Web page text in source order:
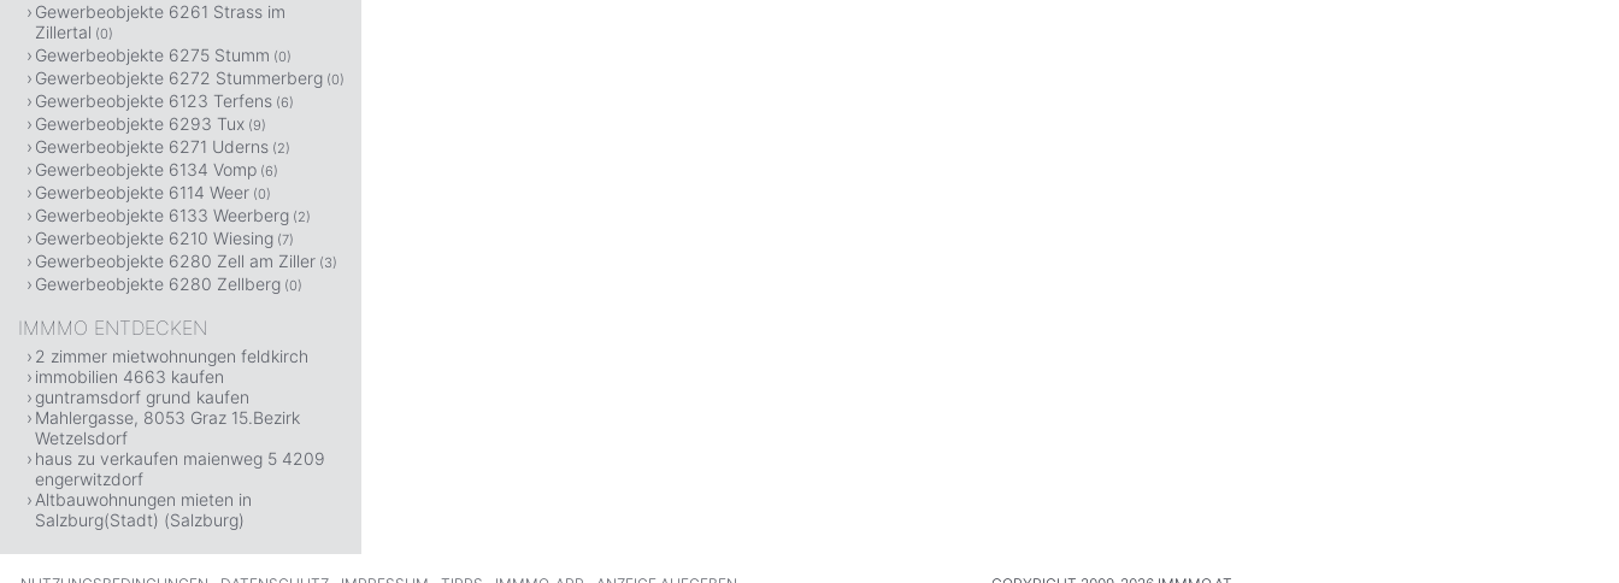
Gewerbeobjekte 6261 Strass im
Zillertal (0)
Gewerbeobjekte 6275 Stumm (0)
Gewerbeobjekte 6272 Stummerberg (0)
Gewerbeobjekte 6123 Terfens (6)
Gewerbeobjekte 6293 Tux (9)
Gewerbeobjekte 6271 Uderns (2)
Gewerbeobjekte 6134 Vomp (6)
Gewerbeobjekte 6114 Weer (0)
Gewerbeobjekte 6133 Weerberg (2)
Gewerbeobjekte 6210 Wiesing (7)
Gewerbeobjekte 6280 Zell am Ziller (3)
Gewerbeobjekte 6280 Zellberg (0)
IMMMO ENTDECKEN
2 zimmer mietwohnungen feldkirch
immobilien 4663 kaufen
guntramsdorf grund kaufen
Mahlergasse, 8053 Graz 15.Bezirk
Wetzelsdorf
haus zu verkaufen maienweg 5 4209
engerwitzdorf
Altbauwohnungen mieten in
Salzburg(Stadt) (Salzburg)